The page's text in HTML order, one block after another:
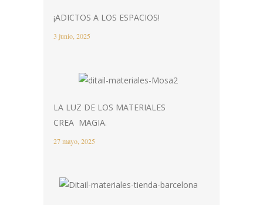
¡ADICTOS A LOS ESPACIOS!
3 junio, 2025
LA LUZ DE LOS MATERIALES
CREA MAGIA.
27 mayo, 2025